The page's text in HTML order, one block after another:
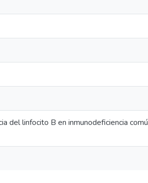
del linfocito B en inmunodeficiencia